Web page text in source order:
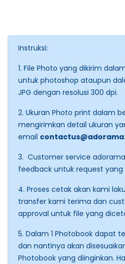
Instruksi:
1. File Photo yang dikirim
untuk photoshop ataupun
JPG dengan resolusi 300 dpi.
2. Ukuran Photo print dalam
mengirimkan detail ukuran
email
3. Customer service
feedback untuk request yang
4. Proses cetak akan kami
transfer kami terima dan
approval untuk file yang
5. Dalam 1 Photobook dapat
dan nantinya akan
Photobook yang diinginkan.